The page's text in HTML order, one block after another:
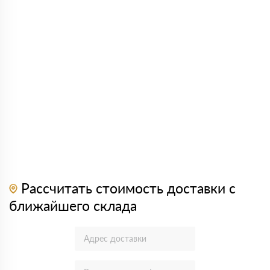
Рассчитать стоимость доставки с
ближайшего склада